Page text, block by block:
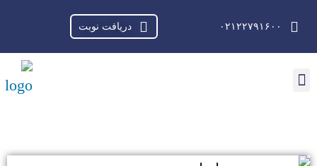
۰۲۱۲۲۷۹۱۶۰۰ دریافت نوبت